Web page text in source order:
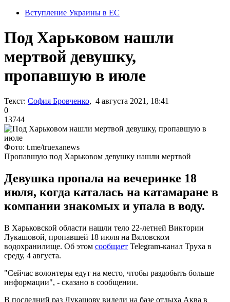
Вступление Украины в ЕС
Под Харьковом нашли
мертвой девушку,
пропавшую в июле
Текст: София Бровченко, 4 августа 2021, 18:41
0
13744
Фото: t.me/truexanews
Пропавшую под Харьковом девушку нашли мертвой
Девушка пропала на вечеринке 18
июля, когда каталась на катамаране в
компании знакомых и упала в воду.
В Харьковской области нашли тело 22-летней Виктории
Лукашовой, пропавшей 18 июля на Вяловском
водохранилище. Об этом сообщает Telegram-канал Труха в
среду, 4 августа.
"Сейчас волонтеры едут на место, чтобы раздобыть больше
информации", - сказано в сообщении.
В последний раз Лукашову видели на базе отдыха Аква в